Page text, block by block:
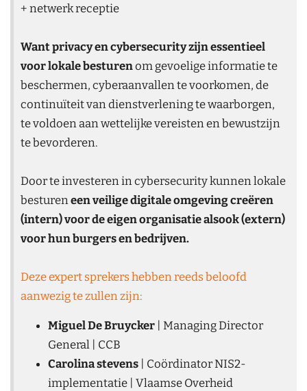
+ netwerk receptie
Want privacy en cybersecurity zijn essentieel
voor lokale besturenom gevoelige informatie te
beschermen, cyberaanvallen te voorkomen, de
continuïteit van dienstverlening te waarborgen,
te voldoen aan wettelijke vereisten en bewustzijn
te bevorderen.
Door te investeren in cybersecurity kunnen lokale
besturen een veilige digitale omgeving creëren
(intern) voor de eigen organisatie alsook (extern)
voor hun burgers en bedrijven.
Deze expert sprekers hebben reeds beloofd
aanwezig te zullen zijn:
Miguel De Bruycker | Managing Director
General | CCB
Carolina stevens | Coördinator NIS2-
implementatie | Vlaamse Overheid